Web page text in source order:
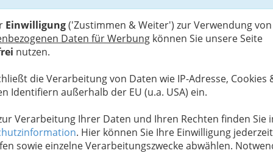
Einwilligung('Zustimmen & Weiter') zur Verwendung von
Daten für Werbung können Sie unsere Seite
nutzen.
die Verarbeitung von Daten wie IP-Adresse, Cookies
Identifiern außerhalb der EU (u.a. USA) ein.
Verarbeitung Ihrer Daten und Ihren Rechten finden Sie
. Hier können Sie Ihre Einwilligung jederzeit
sowie einzelne Verarbeitungszwecke abwählen.